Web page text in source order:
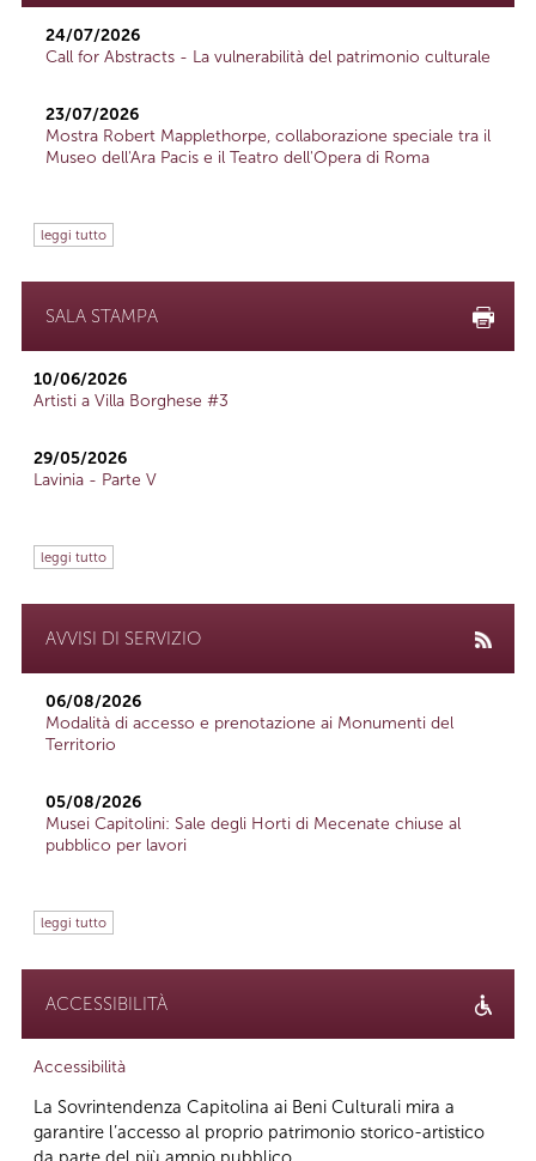
24/07/2026
Call for Abstracts - La vulnerabilità del patrimonio culturale
23/07/2026
Mostra Robert Mapplethorpe, collaborazione speciale tra il
Museo dell'Ara Pacis e il Teatro dell'Opera di Roma
leggi tutto
SALA STAMPA
10/06/2026
Artisti a Villa Borghese #3
29/05/2026
Lavinia - Parte V
leggi tutto
AVVISI DI SERVIZIO
06/08/2026
Modalità di accesso e prenotazione ai Monumenti del
Territorio
05/08/2026
Musei Capitolini: Sale degli Horti di Mecenate chiuse al
pubblico per lavori
leggi tutto
ACCESSIBILITÀ
Accessibilità
La Sovrintendenza Capitolina ai Beni Culturali mira a
garantire l’accesso al proprio patrimonio storico-artistico